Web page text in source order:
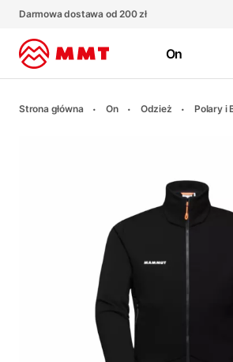
Darmowa dostawa od 200 zł
On
Strona główna On Odzież Polary i